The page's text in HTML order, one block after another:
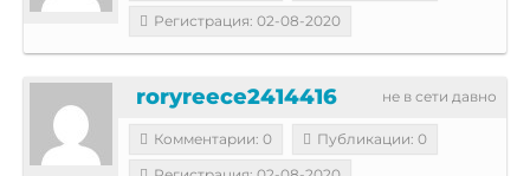
Регистрация: 02-08-2020
не в сети давно
roryreece2414416
Комментарии: 0
Публикации: 0